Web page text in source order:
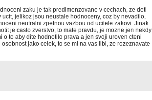
zaku je tak predimenzovane v cechach, ze deti
ucit, jelikoz jsou neustale hodnoceny, coz by nevadilo,
neutralni zpetnou vazbou od ucitele zakovi. Jinak
je casto zverstvo, to mate pravdu, je mozne jen nekdy
o to aby dite hodnotilo prava a jen svoji uroven cteni
jako celek, to se mi na vas libi, ze rozeznavate